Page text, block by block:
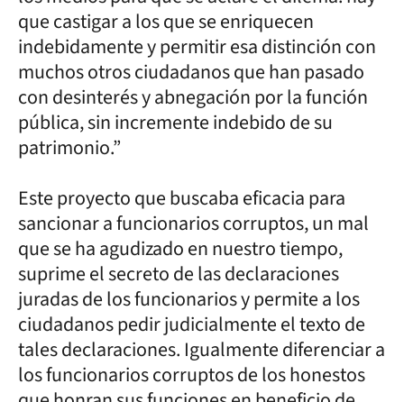
que castigar a los que se enriquecen
indebidamente y permitir esa distinción con
muchos otros ciudadanos que han pasado
con desinterés y abnegación por la función
pública, sin incremente indebido de su
patrimonio.”
Este proyecto que buscaba eficacia para
sancionar a funcionarios corruptos, un mal
que se ha agudizado en nuestro tiempo,
suprime el secreto de las declaraciones
juradas de los funcionarios y permite a los
ciudadanos pedir judicialmente el texto de
tales declaraciones. Igualmente diferenciar a
los funcionarios corruptos de los honestos